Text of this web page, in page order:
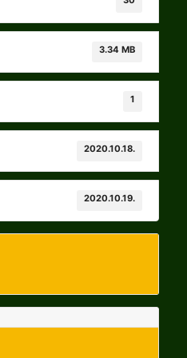
3.34 MB
1
2020.10.18.
2020.10.19.